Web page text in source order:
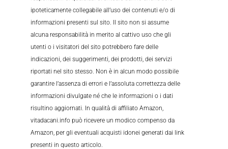
ipoteticamente collegabile all’uso dei contenuti e/o di
informazioni presenti sul sito. Il sito non si assume
alcuna responsabilità in merito al cattivo uso che gli
utenti o i visitatori del sito potrebbero fare delle
indicazioni, dei suggerimenti, dei prodotti, dei servizi
riportati nel sito stesso. Non è in alcun modo possibile
garantire l’assenza di errori e l’assoluta correttezza delle
informazioni divulgate né che le informazioni o i dati
risultino aggiornati. In qualità di affiliato Amazon,
vitadacani.info può ricevere un modico compenso da
Amazon, per gli eventuali acquisti idonei generati dai link
presenti in questo articolo.